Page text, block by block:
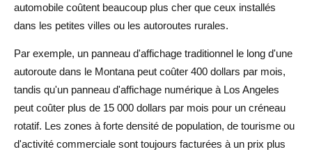
automobile coûtent beaucoup plus cher que ceux installés
dans les petites villes ou les autoroutes rurales.
Par exemple, un panneau d'affichage traditionnel le long d'une
autoroute dans le Montana peut coûter 400 dollars par mois,
tandis qu'un panneau d'affichage numérique à Los Angeles
peut coûter plus de 15 000 dollars par mois pour un créneau
rotatif. Les zones à forte densité de population, de tourisme ou
d'activité commerciale sont toujours facturées à un prix plus